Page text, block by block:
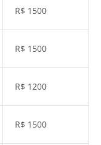
R$ 1500
R$ 1500
R$ 1200
R$ 1500